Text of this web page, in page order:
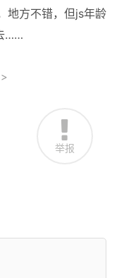
地方不错，但js年龄
……
举报